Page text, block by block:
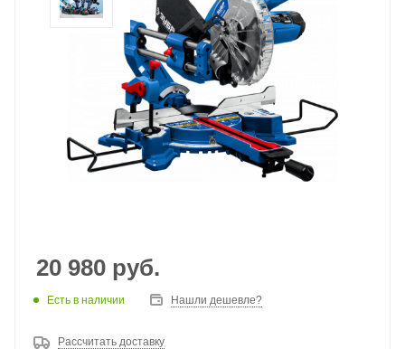
20 980 руб.
Есть в наличии Нашли дешевле?
Рассчитать доставку